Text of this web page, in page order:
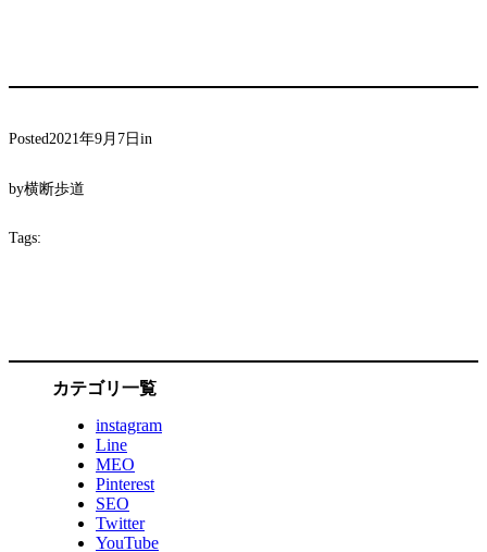
Posted2021年9月7日in
by横断歩道
Tags:
カテゴリ一覧
instagram
Line
MEO
Pinterest
SEO
Twitter
YouTube